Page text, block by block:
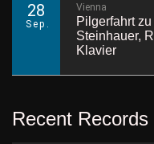
28
Sep.
Vienna
Pilgerfahrt
Steinhauer,
Klavier
Recent Records